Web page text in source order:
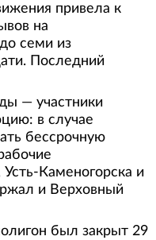
привела к
на
семи из
Последний
— участники
в случае
бессрочную
Каменогорска и
и Верховный
был закрыт 29